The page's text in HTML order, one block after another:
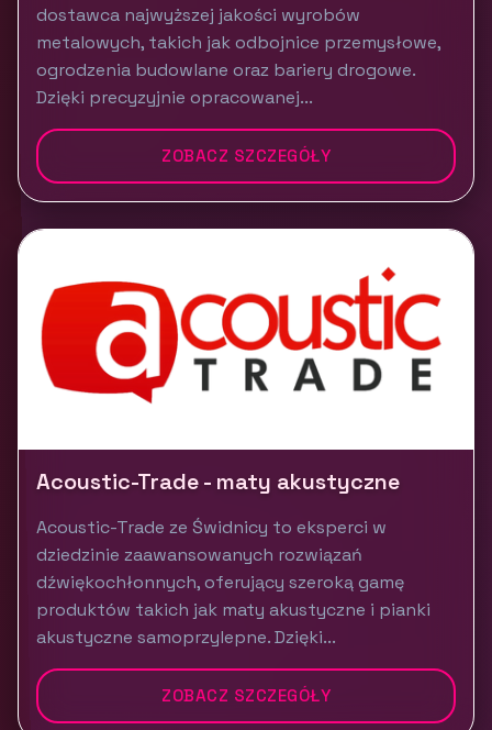
dostawca najwyższej jakości wyrobów
metalowych, takich jak odbojnice przemysłowe,
ogrodzenia budowlane oraz bariery drogowe.
Dzięki precyzyjnie opracowanej...
ZOBACZ SZCZEGÓŁY
Acoustic-Trade - maty akustyczne
Acoustic-Trade ze Świdnicy to eksperci w
dziedzinie zaawansowanych rozwiązań
dźwiękochłonnych, oferujący szeroką gamę
produktów takich jak maty akustyczne i pianki
akustyczne samoprzylepne. Dzięki...
ZOBACZ SZCZEGÓŁY